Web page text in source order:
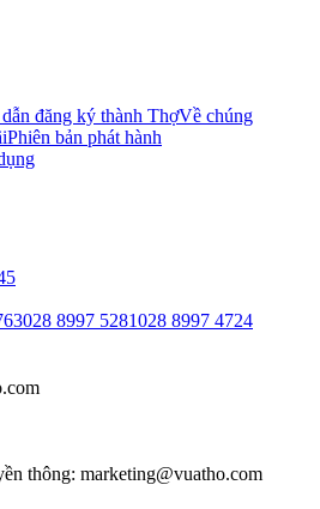
đăng ký thành ThợVề chúng
Phiên bản phát hành
028 8997 5281028 8997 4724
thông: marketing@vuatho.com